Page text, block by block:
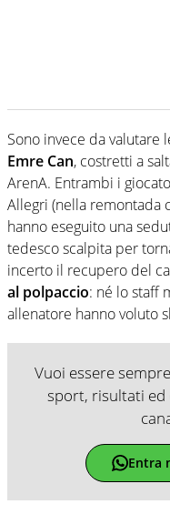
Sono invece da valutare
Emre Can, costretti a
ArenA. Entrambi i
Allegri (nella remontada
hanno eseguito una
tedesco scalpita per
incerto il recupero del
al polpaccio: né lo staff
allenatore hanno voluto
Vuoi essere
sport, risultati ed
Entra